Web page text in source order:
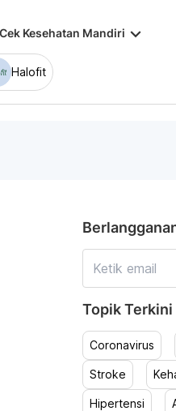
Cek Kesehatan Mandiri keyboard_arrow_down
Halofit
Topik Terkini
Coronavirus
Stroke
Hipertensi